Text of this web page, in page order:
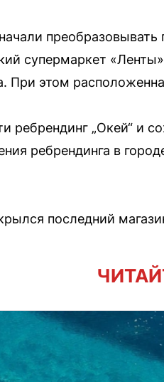
супермаркет
При этом
ребрендинг „Окей“ и
ребрендинга в
последний